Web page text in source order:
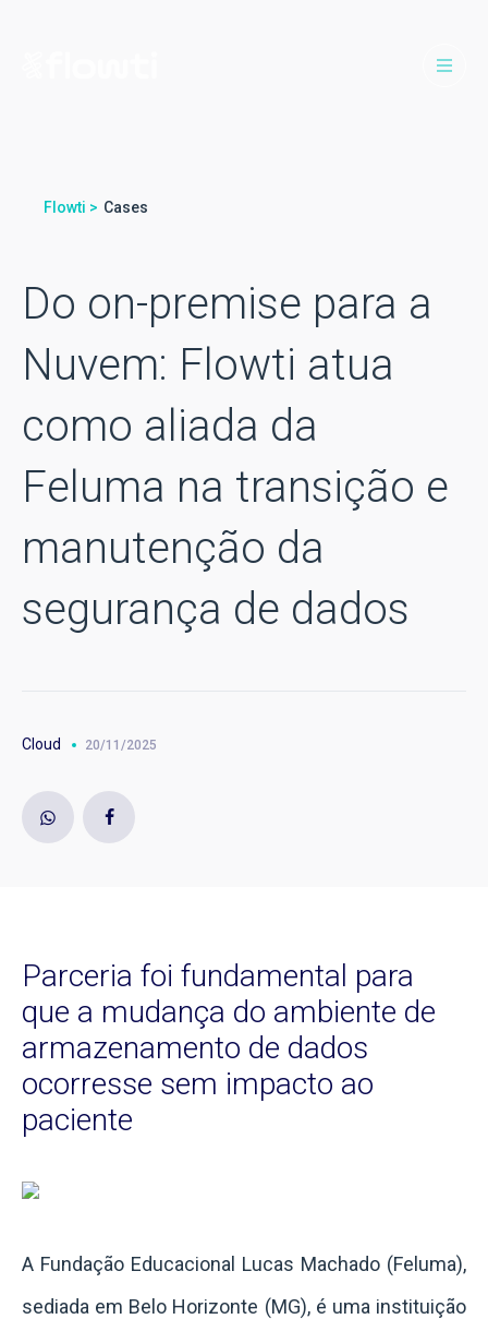
Flowti > Cases
Do on-premise para a
Nuvem: Flowti atua
como aliada da
Feluma na transição e
manutenção da
segurança de dados
Cloud 20/11/2025
Parceria foi fundamental para
que a mudança do ambiente de
armazenamento de dados
ocorresse sem impacto ao
paciente
A Fundação Educacional Lucas Machado (Feluma),
sediada em Belo Horizonte (MG), é uma instituição